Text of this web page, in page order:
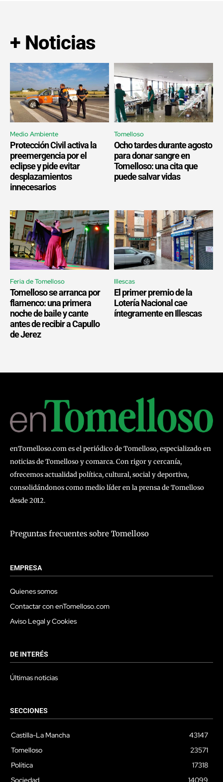
+ Noticias
Medio Ambiente
Protección Civil activa la
preemergencia por el
eclipse y pide evitar
desplazamientos
innecesarios
Tomelloso
Ocho tardes durante agosto
para donar sangre en
Tomelloso: una cita que
puede salvar vidas
Feria de Tomelloso
Tomelloso se arranca por
flamenco: una primera
noche de baile y cante
antes de recibir a Capullo
de Jerez
Illescas
El primer premio de la
Lotería Nacional cae
íntegramente en Illescas
enTomelloso.com es el periódico de Tomelloso, especializado en
noticias de Tomelloso y comarca. Con rigor y cercanía,
ofrecemos actualidad política, cultural, social y deportiva,
consolidándonos como medio líder en la prensa de Tomelloso
desde 2012.
Preguntas frecuentes sobre Tomelloso
EMPRESA
Quienes somos
Contactar con enTomelloso.com
Aviso Legal y Cookies
DE INTERÉS
Últimas noticias
SECCIONES
Castilla-La Mancha
43147
Tomelloso
23571
Política
17318
Sociedad
14099